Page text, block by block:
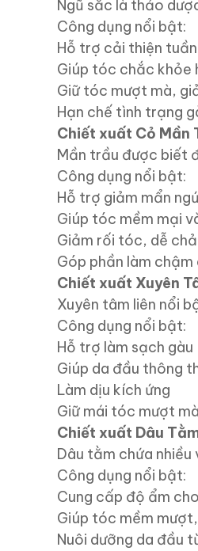
Ngũ sắc là thảo
Công dụng nổi bật:
Hỗ trợ cải thiện
Giúp tóc chắc khỏe
Giữ tóc mượt mà,
Hạn chế tình trạng
Chiết xuất Cỏ Mần
Mần trầu được biết
Công dụng nổi bật:
Hỗ trợ giảm mẩn
Giúp tóc mềm mại
Giảm rối tóc, dễ
Góp phần làm
Chiết xuất Xuyên
Xuyên tâm liên nổi
Công dụng nổi bật:
Hỗ trợ làm sạch gàu
Giúp da đầu thông
Làm dịu kích ứng
Giữ mái tóc mượt
Chiết xuất Dâu
Dâu tằm chứa
Công dụng nổi bật:
Cung cấp độ ẩm
Giúp tóc mềm
Nuôi dưỡng da đầu